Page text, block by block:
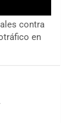
contra
en